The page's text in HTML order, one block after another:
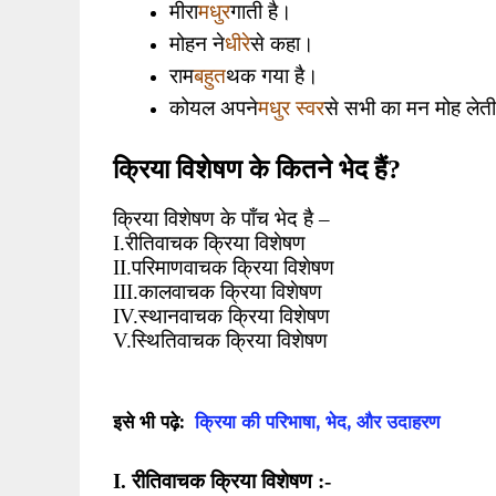
मीरामधुरगाती है।
मोहन नेधीरेसे कहा।
रामबहुतथक गया है।
कोयल अपनेमधुर स्वरसे सभी का मन मोह
क्रिया विशेषण के कितने भेद हैं?
क्रिया विशेषण के पाँच भेद है–
I.रीतिवाचक क्रिया विशेषण
II.परिमाणवाचक क्रिया विशेषण
III.कालवाचक क्रिया विशेषण
IV.स्थानवाचक क्रिया विशेषण
V.स्थितिवाचक क्रिया विशेषण
इसे भी पढ़े:क्रिया की परिभाषा, भेद, और उदाहरण
I.रीतिवाचक क्रिया विशेषण :-